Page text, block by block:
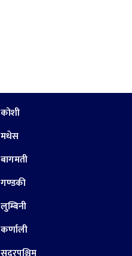
कोशी
मधेस
बागमती
गण्डकी
लुम्बिनी
कर्णाली